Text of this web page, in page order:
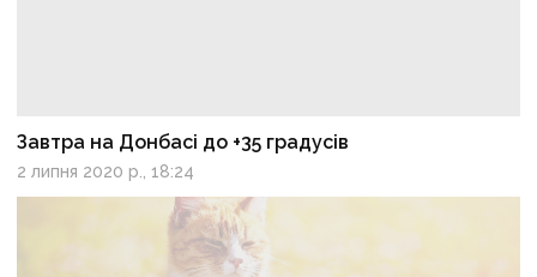
Завтра на Донбасі до +35 градусів
2 липня 2020 р., 18:24